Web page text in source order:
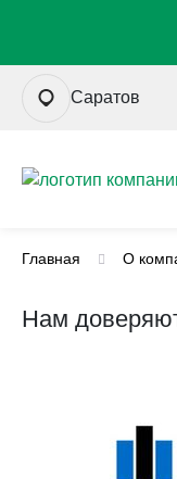
Саратов
Главная О
Нам